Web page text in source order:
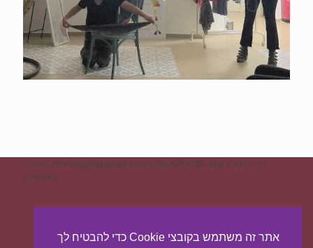
פרטי יצירת קשר: 054-5233303 | info1sagol@gmail.com | חדרה,
התחייה 2
אתר זה משתמש בקובצי Cookie כדי להבטיח לך